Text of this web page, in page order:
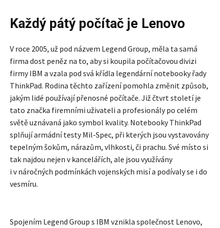
Každý pátý počítač je Lenovo
V roce 2005, už pod názvem Legend Group, měla ta samá
firma dost peněz na to, aby si koupila počítačovou divizi
firmy IBM a vzala pod svá křídla legendární notebooky řady
ThinkPad. Rodina těchto zařízení pomohla změnit způsob,
jakým lidé používají přenosné počítače. Již čtvrt století je
tato značka firemními uživateli a profesionály po celém
světě uznávaná jako symbol kvality. Notebooky ThinkPad
splňují armádní testy Mil-Spec, při kterých jsou vystavovány
tepelným šokům, nárazům, vlhkosti, či prachu. Své místo si
tak najdou nejen v kancelářích, ale jsou využívány
i v náročných podmínkách vojenských misí a podívaly se i do
vesmíru.
Spojením Legend Group s IBM vznikla společnost Lenovo,